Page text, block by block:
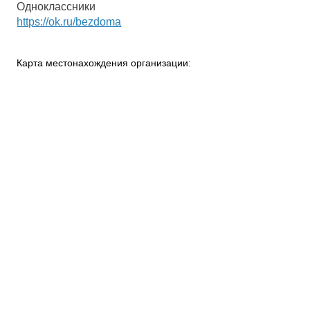
Одноклассники
https://ok.ru/bezdoma
Карта местонахождения организации: